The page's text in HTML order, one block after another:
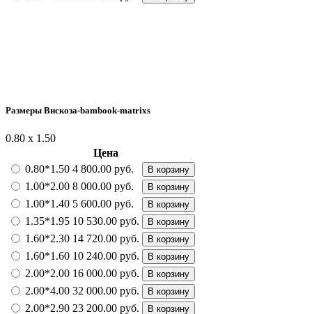
Размеры Вискоза-bambook-matrixs
0.80 x 1.50
Цена
0.80*1.50 4 800.00 руб. В корзину
1.00*2.00 8 000.00 руб. В корзину
1.00*1.40 5 600.00 руб. В корзину
1.35*1.95 10 530.00 руб. В корзину
1.60*2.30 14 720.00 руб. В корзину
1.60*1.60 10 240.00 руб. В корзину
2.00*2.00 16 000.00 руб. В корзину
2.00*4.00 32 000.00 руб. В корзину
2.00*2.90 23 200.00 руб. В корзину